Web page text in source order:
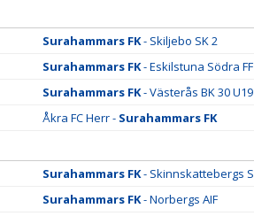
Surahammars FK- Skiljebo SK 2
Surahammars FK- Eskilstuna Södra FF
Surahammars FK- Västerås BK 30 U19
Åkra FC Herr - Surahammars FK
Surahammars FK- Skinnskattebergs
Surahammars FK- Norbergs AIF